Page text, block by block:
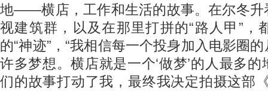
地——横店，工作和生活的故事。在尔冬升
视建筑群，以及在那里打拼的“路人甲”，
的“神迹”，“我相信每一个投身加入电影圈
许多梦想。横店就是一个‘做梦’的人最多
们的故事打动了我，最终我决定拍摄这部